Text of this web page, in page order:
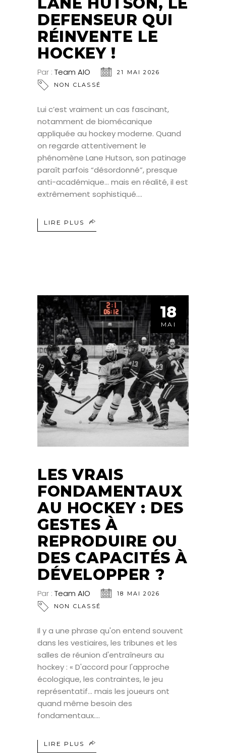
DEFENSEUR QUI
RÉINVENTE LE
HOCKEY !
Par : Team AIO
21 MAI 2026
NON CLASSÉ
Lui c’est vraiment un cas fascinant,
notamment de biomécanique
appliquée au hockey moderne. Quand
on regarde attentivement le
phénomène Lane Hutson, son patinage
paraît parfois “désordonné”, presque
anti-académique… mais en réalité, il est
extrêmement sophistiqué.
LIRE PLUS
18
MAI
LES VRAIS
FONDAMENTAUX
AU HOCKEY : DES
GESTES À
REPRODUIRE OU
DES CAPACITÉS À
DÉVELOPPER ?
Par : Team AIO
18 MAI 2026
NON CLASSÉ
Il y a une phrase qu'on entend souvent
dans les vestiaires, les tribunes et les
salles de réunion d'entraîneurs au
hockey : « D'accord pour l'approche
écologique, les contraintes, le jeu
représentatif… mais les joueurs ont
quand même besoin des
fondamentaux.
LIRE PLUS